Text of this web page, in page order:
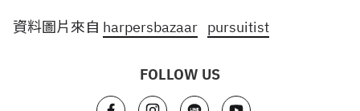
資料圖片來自 harpersbazaar pursuitist
FOLLOW US